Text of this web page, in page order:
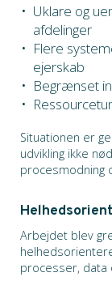
Uklare og
afdelinger
Flere
ejerskab
Begrænset
Situationen er
udvikling ikke
procesmodning
Arbejdet blev
processer, data